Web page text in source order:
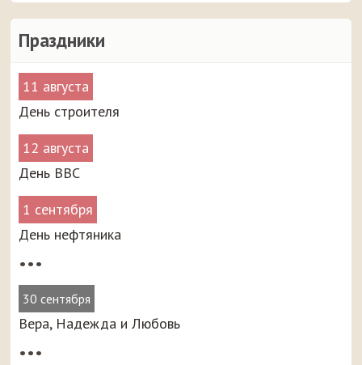
Праздники
11 августа
День строителя
12 августа
День ВВС
1 сентября
День нефтяника
•••
30 сентября
Вера, Надежда и Любовь
•••